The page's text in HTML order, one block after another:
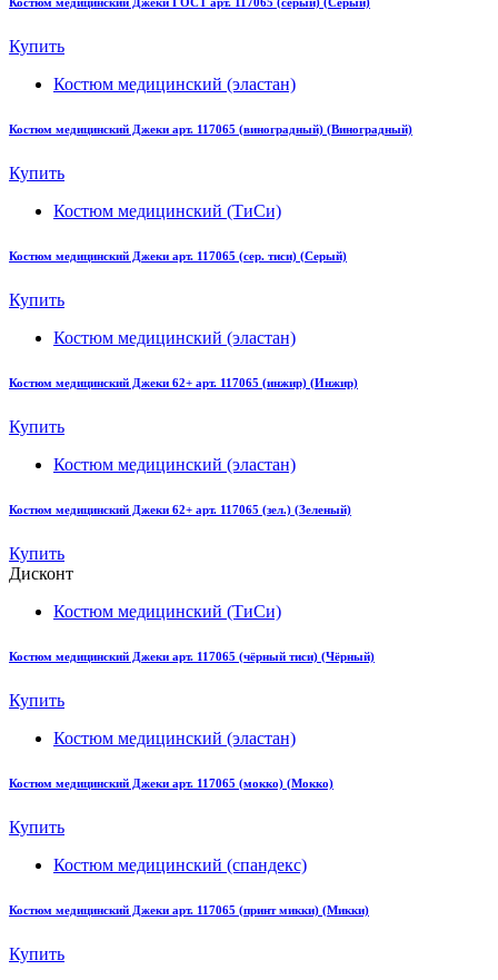
Купить
Костюм медицинский (эластан)
Костюм медицинский Джеки арт. 117065 (виноградный) (Виноградный)
Купить
Костюм медицинский (ТиСи)
Костюм медицинский Джеки арт. 117065 (сер. тиси) (Серый)
Купить
Костюм медицинский (эластан)
Костюм медицинский Джеки 62+ арт. 117065 (инжир) (Инжир)
Купить
Костюм медицинский (эластан)
Костюм медицинский Джеки 62+ арт. 117065 (зел.) (Зеленый)
Купить
Дисконт
Костюм медицинский (ТиСи)
Костюм медицинский Джеки арт. 117065 (чёрный тиси) (Чёрный)
Купить
Костюм медицинский (эластан)
Костюм медицинский Джеки арт. 117065 (мокко) (Мокко)
Купить
Костюм медицинский (спандекс)
Костюм медицинский Джеки арт. 117065 (принт микки) (Микки)
Купить